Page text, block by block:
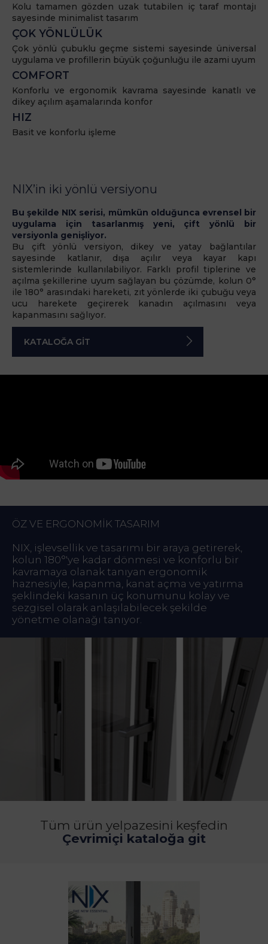
Kolu tamamen gözden uzak tutabilen iç taraf montajı
sayesinde minimalist tasarım
ÇOK YÖNLÜLÜK
Çok yönlü çubuklu geçme sistemi sayesinde üniversal
uygulama ve profillerin büyük çoğunluğu ile azami uyum
COMFORT
Konforlu ve ergonomik kavrama sayesinde kanatlı ve
dikey açılım aşamalarında konfor
HIZ
Basit ve konforlu işleme
NIX’in iki yönlü versiyonu
Bu şekilde NIX serisi, mümkün olduğunca evrensel bir
uygulama için tasarlanmış yeni, çift yönlü bir
versiyonla genişliyor.
Bu çift yönlü versiyon, dikey ve yatay bağlantılar
sayesinde katlanır, dışa açılır veya kayar kapı
sistemlerinde kullanılabiliyor. Farklı profil tiplerine ve
açılma şekillerine uyum sağlayan bu çözümde, kolun 0°
ile 180° arasındaki hareketi, zıt yönlerde iki çubuğu veya
ucu harekete geçirerek kanadın açılmasını veya
kapanmasını sağlıyor.
KATALOĞA GİT
ÖZ VE ERGONOMİK TASARIM
NIX, işlevsellik ve tasarımı bir araya getirerek,
kolun 180°'ye kadar dönmesi ve konforlu bir
kavramaya olanak tanıyan ergonomik
haznesiyle, kapanma, kanat açma ve yatırma
şeklindeki kasanın üç konumunu kolay ve
sezgisel olarak anlaşılabilecek şekilde
yönetme olanağı tanıyor.
Tüm ürün yelpazesini keşfedin
Çevrimiçi kataloğa git